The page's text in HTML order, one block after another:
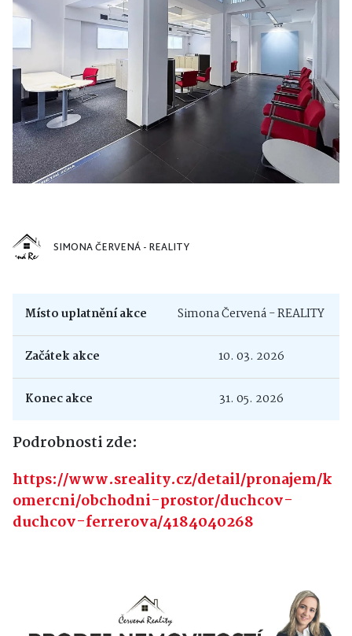
SIMONA ČERVENÁ - REALITY
Místo uplatnění akce Simona Červená - REALITY
Začátek akce 10. 03. 2026
Konec akce 31. 05. 2026
Podrobnosti zde:
https://www.sreality.cz/detail/pronajem/k
omercni/obchodni-prostor/duchcov-
duchcov-ferrerova/4184040268